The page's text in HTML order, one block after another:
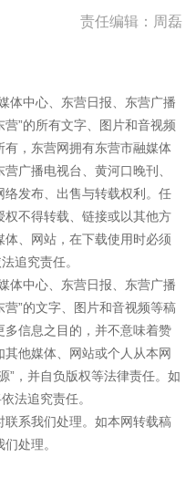
责任编辑：周磊
体中心、东营日报、东营广播
”的所有文字、图片和音视频
，东营网拥有东营市融媒体
广播电视台、黄河口晚刊、
发布、出售与转载权利。任
不得转载、链接或以其他方
、网站，在下载使用时必须
追究责任。
体中心、东营日报、东营广播
”的文字、图片和音视频等稿
信息之目的，并不意味着赞
他媒体、网站或个人从本网
”，并自负版权等法律责任。如
法追究责任。
系我们处理。如本网转载稿
处理。